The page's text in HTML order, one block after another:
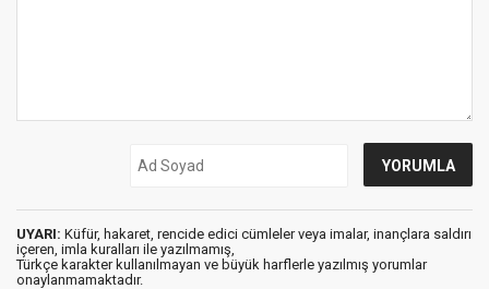
UYARI: Küfür, hakaret, rencide edici cümleler veya imalar, inançlara saldırı
içeren, imla kuralları ile yazılmamış,
Türkçe karakter kullanılmayan ve büyük harflerle yazılmış yorumlar
onaylanmamaktadır.